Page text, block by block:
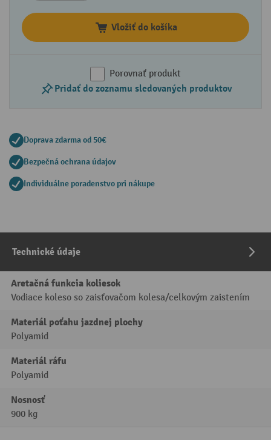
Vložiť do košíka
Porovnať produkt
Pridať do zoznamu sledovaných produktov
Doprava zdarma od 50€
Bezpečná ochrana údajov
Individuálne poradenstvo pri nákupe
Technické údaje
Aretačná funkcia koliesok
Vodiace koleso so zaisťovačom kolesa/celkovým zaistením
Materiál poťahu jazdnej plochy
Polyamid
Materiál ráfu
Polyamid
Nosnosť
900 kg